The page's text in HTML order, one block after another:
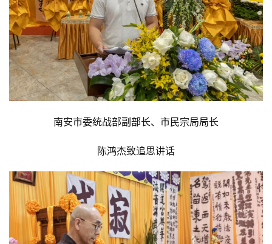
资
讯
八
高
谈
南安市委统战部副部长、市民宗局局长
陈鸿杰致追思讲话